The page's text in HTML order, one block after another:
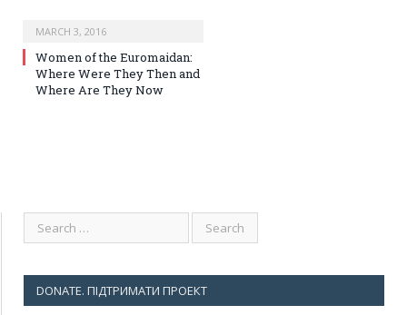
MARCH 3, 2016
Women of the Euromaidan:
Where Were They Then and
Where Are They Now
DONATE. ПІДТРИМАТИ ПРОЕКТ